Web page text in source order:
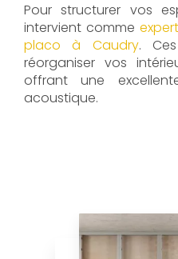
Pour structurer vos
intervient comme
placo à Caudry.
réorganiser vos
offrant une
acoustique.